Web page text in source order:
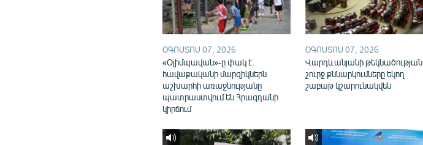
ՕԳՈՍՏՈՍ 07, 2026
«Օլիմպավան»-ը փակ է.
հավաքականի մարզիկներն
աշխարհի առաջնությանը
պատրաստվում են Հրազդանի
կիրճում
ՕԳՈՍՏՈՍ 07, 2026
Վարդևանյանի թեկնածության
շուրջ քննարկումները եկող
շաբաթ կշարունակվեն